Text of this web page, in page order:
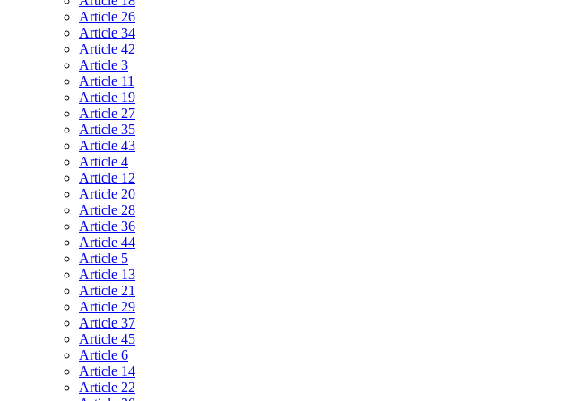
Article 26
Article 34
Article 42
Article 3
Article 11
Article 19
Article 27
Article 35
Article 43
Article 4
Article 12
Article 20
Article 28
Article 36
Article 44
Article 5
Article 13
Article 21
Article 29
Article 37
Article 45
Article 6
Article 14
Article 22